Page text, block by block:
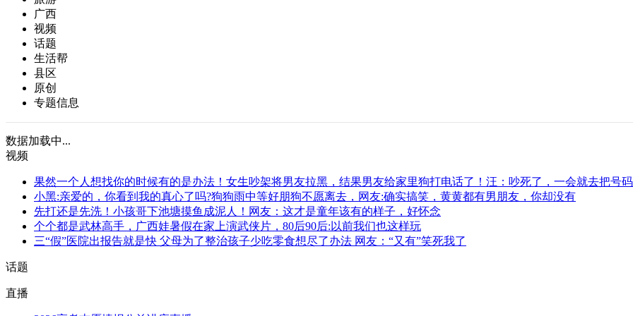
广西
视频
话题
生活帮
县区
原创
专题信息
数据加载中...
视频
果然一个人想找你的时候有的是办法！女生吵架将男友拉黑，结果男友给家里狗打电话了！汪：吵死了，一会就去把号
小黑:亲爱的，你看到我的真心了吗?狗狗雨中等好朋狗不愿离去，网友:确实搞笑，黄黄都有男朋友，你却没有
先打还是先洗！小孩哥下池塘摸鱼成泥人！网友：这才是童年该有的样子，好怀念
个个都是武林高手，广西娃暑假在家上演武侠片，80后90后:以前我们也这样玩
三“假”医院出报告就是快 父母为了整治孩子少吃零食想尽了办法 网友：“又有”笑死我了
话题
直播